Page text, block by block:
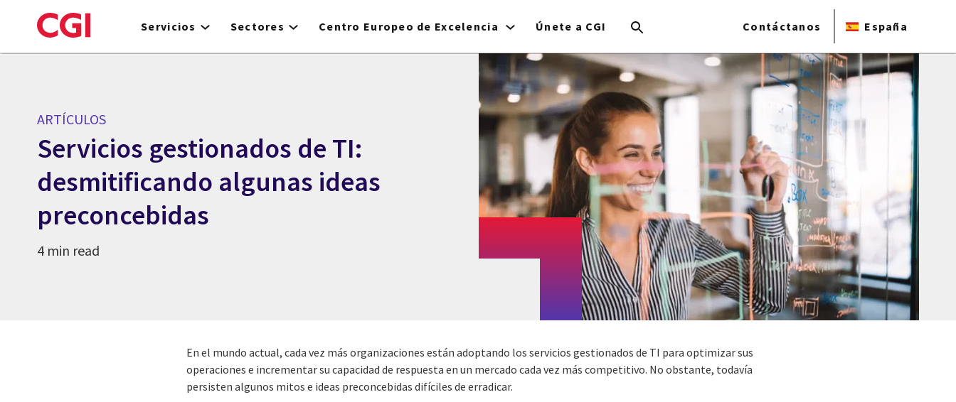
to
Servicios Sectores Centro Europeo de Excelencia Únete a CGI Contáctanos España
ARTÍCULOS
Servicios gestionados de TI:
desmitificando algunas ideas
preconcebidas
4 min read
En el mundo actual, cada vez más organizaciones están adoptando los servicios gestionados de TI para optimizar sus
operaciones e incrementar su capacidad de respuesta en un mercado cada vez más competitivo. No obstante, todavía
persisten algunos mitos e ideas preconcebidas difíciles de erradicar.